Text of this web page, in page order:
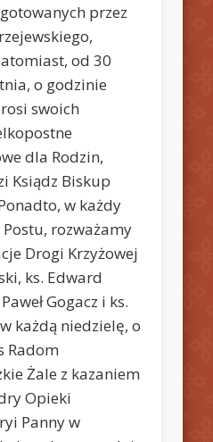
przez
od 30
o godzinie
swoich
dla Rodzin,
Ksiądz Biskup
w każdy
rozważamy
Drogi Krzyżowej
ks. Edward
Gogacz i ks.
każdą niedzielę, o
Radom
Żale z kazaniem
Opieki
Panny w